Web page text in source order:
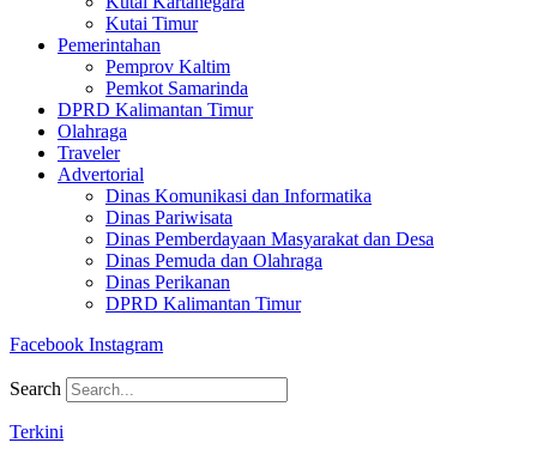
Kutai Timur
Pemerintahan
Pemprov Kaltim
Pemkot Samarinda
DPRD Kalimantan Timur
Olahraga
Traveler
Advertorial
Dinas Komunikasi dan Informatika
Dinas Pariwisata
Dinas Pemberdayaan Masyarakat dan Desa
Dinas Pemuda dan Olahraga
Dinas Perikanan
DPRD Kalimantan Timur
Facebook Instagram
Search
Terkini